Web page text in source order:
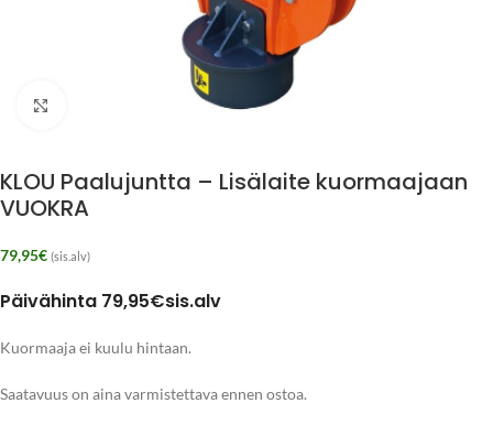
Klikkaa suurentaaksesi
KLOU Paalujuntta – Lisälaite kuormaajaan
VUOKRA
79,95€ (sis.alv)
Päivähinta 79,95€sis.alv
Kuormaaja ei kuulu hintaan.
Saatavuus on aina varmistettava ennen ostoa.